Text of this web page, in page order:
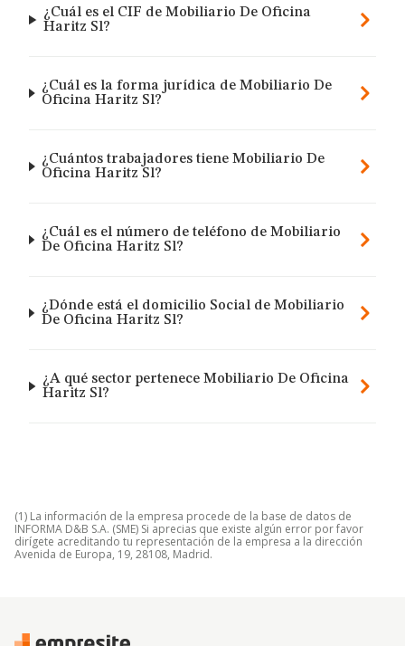
¿Cuál es el CIF de Mobiliario De Oficina
Haritz Sl?
¿Cuál es la forma jurídica de Mobiliario De
Oficina Haritz Sl?
¿Cuántos trabajadores tiene Mobiliario De
Oficina Haritz Sl?
¿Cuál es el número de teléfono de Mobiliario
De Oficina Haritz Sl?
¿Dónde está el domicilio Social de Mobiliario
De Oficina Haritz Sl?
¿A qué sector pertenece Mobiliario De Oficina
Haritz Sl?
(1) La información de la empresa procede de la base de datos de
INFORMA D&B S.A. (SME) Si aprecias que existe algún error por favor
dirígete acreditando tu representación de la empresa a la dirección
Avenida de Europa, 19, 28108, Madrid.